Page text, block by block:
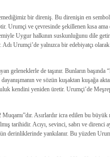
bir direniş. Bu direnişin en
Urumçi ve çevresinde şekillenen kısa
Uygur halkının suskunluğunu dile
Urumçi’de yalnızca bir edebiyatçı
geleneklerle de taşınır. Bunların başında
ve sözün kuşaktan kuşağa
kendini yeniden üretir. Urumçi’de
Asırlardır icra edilen bu
tarihidir. Acıyı, sevinci, sabrı ve direnci
derinliklerinde yankılanır. Bu yüzden